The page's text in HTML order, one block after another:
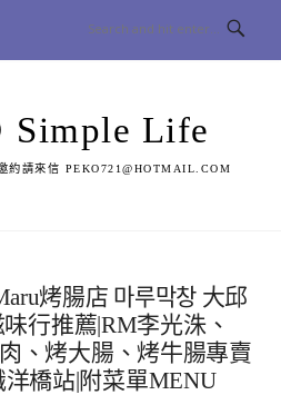
Simple Life
請來信 PEKO721@HOTMAIL.COM
烤腸店 마루막창 大邱
味行推薦|RM李光洙、
、烤大腸、烤牛腸專賣
橋站|附菜單MENU